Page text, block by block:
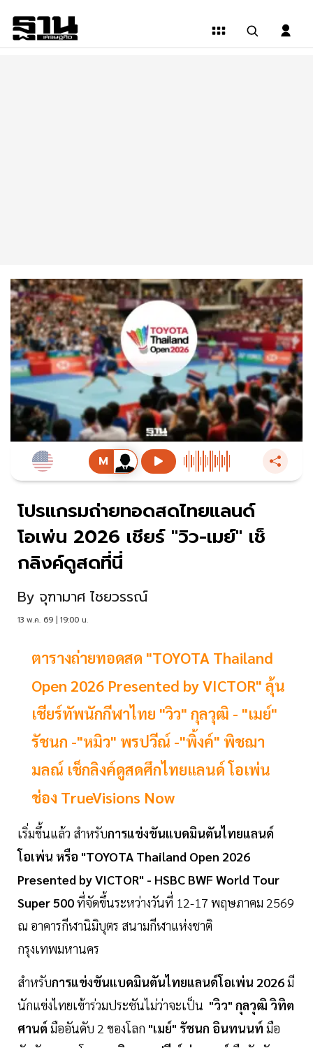
โปรแกรมถ่ายทอดสดไทยแลนด์
โอเพ่น 2026 เชียร์ "วิว-เมย์" เช็
กลิงค์ดูสดที่นี่
By จุฑามาศ ไชยวรรณ์
13 พ.ค. 69 | 19:00 น.
ตารางถ่ายทอดสด "TOYOTA Thailand
Open 2026 Presented by VICTOR" ลุ้น
เชียร์ทัพนักกีฬาไทย "วิว" กุลวุฒิ - "เมย์"
รัชนก -"หมิว" พรปวีณ์ -"พิ้งค์" พิชฌา
มลณ์ เช็กลิงค์ดูสดศึกไทยแลนด์ โอเพ่น
ช่อง TrueVisions Now
เริ่มขึ้นแล้ว สำหรับการแข่งขันแบดมินตันไทยแลนด์
โอเพ่น หรือ "TOYOTA Thailand Open 2026
Presented by VICTOR" - HSBC BWF World Tour
Super 500ที่จัดขึ้นระหว่างวันที่ 12-17 พฤษภาคม 2569
ณ อาคารกีฬานิมิบุตร สนามกีฬาแห่งชาติ
กรุงเทพมหานคร
สำหรับการแข่งขันแบดมินตันไทยแลนด์โอเพ่น 2026มี
นักแข่งไทยเข้าร่วมประชันไม่ว่าจะเป็น "วิว" กุลวุฒิ วิทิต
ศานต์ มืออันดับ 2 ของโลก "เมย์" รัชนก อินทนนท์ มือ